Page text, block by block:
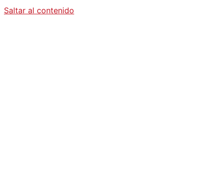
Saltar al contenido